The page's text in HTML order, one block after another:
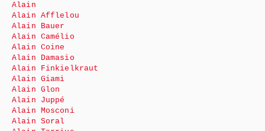
Alain
Alain Afflelou
Alain Bauer
Alain Camélio
Alain Coine
Alain Damasio
Alain Finkielkraut
Alain Giami
Alain Glon
Alain Juppé
Alain Mosconi
Alain Soral